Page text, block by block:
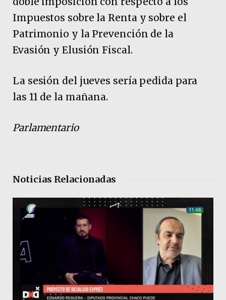
Impuestos sobre la Renta y sobre el
Patrimonio y la Prevención de la
Evasión y Elusión Fiscal.
La sesión del jueves sería pedida para
las 11 de la mañana.
Parlamentario
Noticias Relacionadas